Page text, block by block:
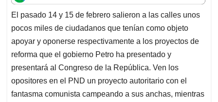
t
s
A
p
p
e
b
o
o
k
k
e
d
I
n
i
l
e
a
d
s
El pasado 14 y 15 de febrero salieron a las calles unos
pocos miles de ciudadanos que tenían como objeto
apoyar y oponerse respectivamente a los proyectos de
reforma que el gobierno Petro ha presentado y
presentará al Congreso de la República. Ven los
opositores en el PND un proyecto autoritario con el
fantasma comunista campeando a sus anchas, mientras